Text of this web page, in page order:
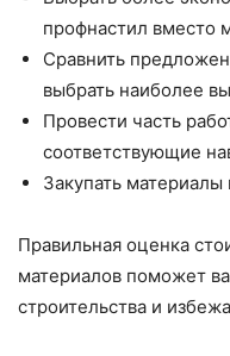
профнастил вместо
Сравнить
выбрать наиболее
Провести часть
соответствующие
Закупать
Правильная оценка
материалов поможет
строительства и